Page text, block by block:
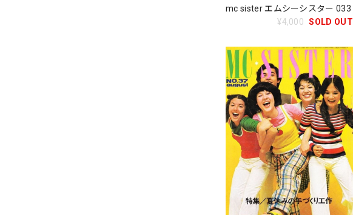
mc sister エムシーシスター 033
¥4,000 SOLD OUT